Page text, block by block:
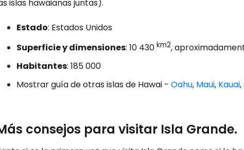
islas hawaianas juntas).
Estado: Estados Unidos
Superficie y dimensiones: 10 430 km2,
Habitantes: 185 000
Mostrar guía de otras islas de Hawai - Oahu, Maui, Kauai,
consejos para visitar Isla Grande.